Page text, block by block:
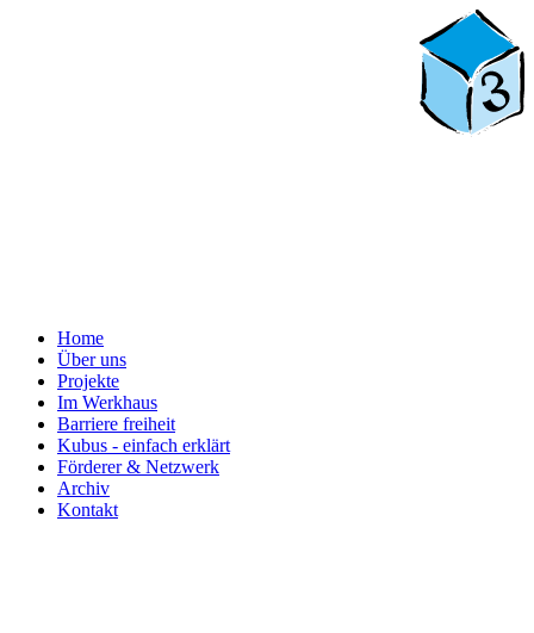
Home
Über uns
Projekte
Im Werkhaus
Barriere freiheit
Kubus - einfach erklärt
Förderer & Netzwerk
Archiv
Kontakt